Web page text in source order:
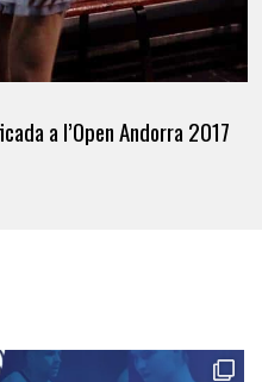
a l’Open Andorra 2017